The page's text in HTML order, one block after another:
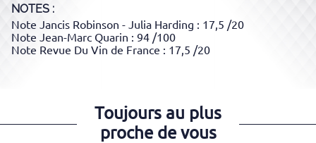
NOTES :
Note Jancis Robinson - Julia Harding : 17,5 /20
Note Jean-Marc Quarin : 94 /100
Note Revue Du Vin de France : 17,5 /20
Toujours au plus
proche de vous